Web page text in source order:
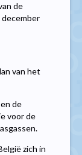
de
van het
de
voor de
zich in